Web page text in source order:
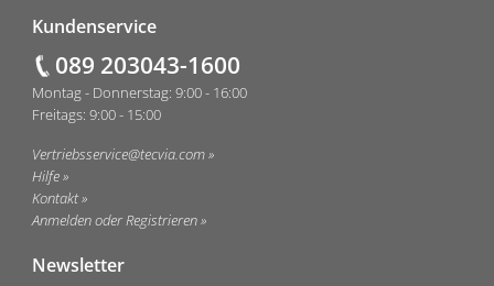
Kundenservice
089 203043-1600
Montag - Donnerstag: 9:00 - 16:00
Freitags: 9:00 - 15:00
Vertriebsservice@tecvia.com
Hilfe
Kontakt
Anmelden oder Registrieren
Newsletter